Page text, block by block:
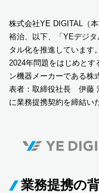
株式会社YE DIGITAL（
裕治、以下、「YEデジ
タル化を推進しています
2024年問題をはじめとす
ン機器メーカーである株
表者：取締役社長 伊藤
に業務提携契約を締結い
業務提携の